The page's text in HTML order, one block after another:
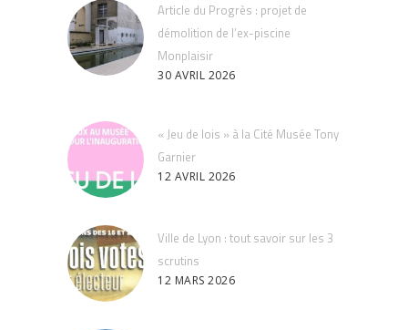
Article du Progrès : projet de
démolition de l’ex-piscine
Monplaisir
30 AVRIL 2026
« Jeu de lois » à la Cité Musée Tony
Garnier
12 AVRIL 2026
Ville de Lyon : tout savoir sur les 3
scrutins
12 MARS 2026